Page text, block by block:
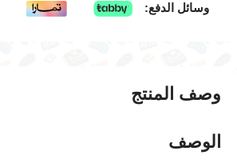
وسائل الدفع:
وصف المنتج
الوصف